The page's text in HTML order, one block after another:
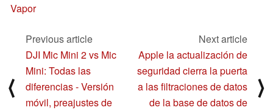
Vapor
⟨
Previous article
DJI Mic Mini 2 vs Mic
Mini: Todas las
diferencias - Versión
móvil, preajustes de
Next article
Apple la actualización de
seguridad cierra la puerta
a las filtraciones de datos
de la base de datos de
⟩